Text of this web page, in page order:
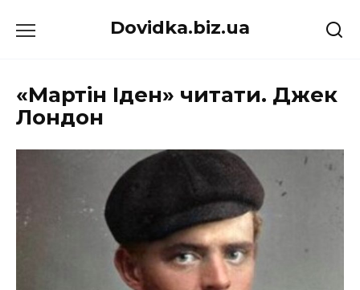
до
Dovidka.biz.ua
«Мартін Іден» читати. Джек
Лондон